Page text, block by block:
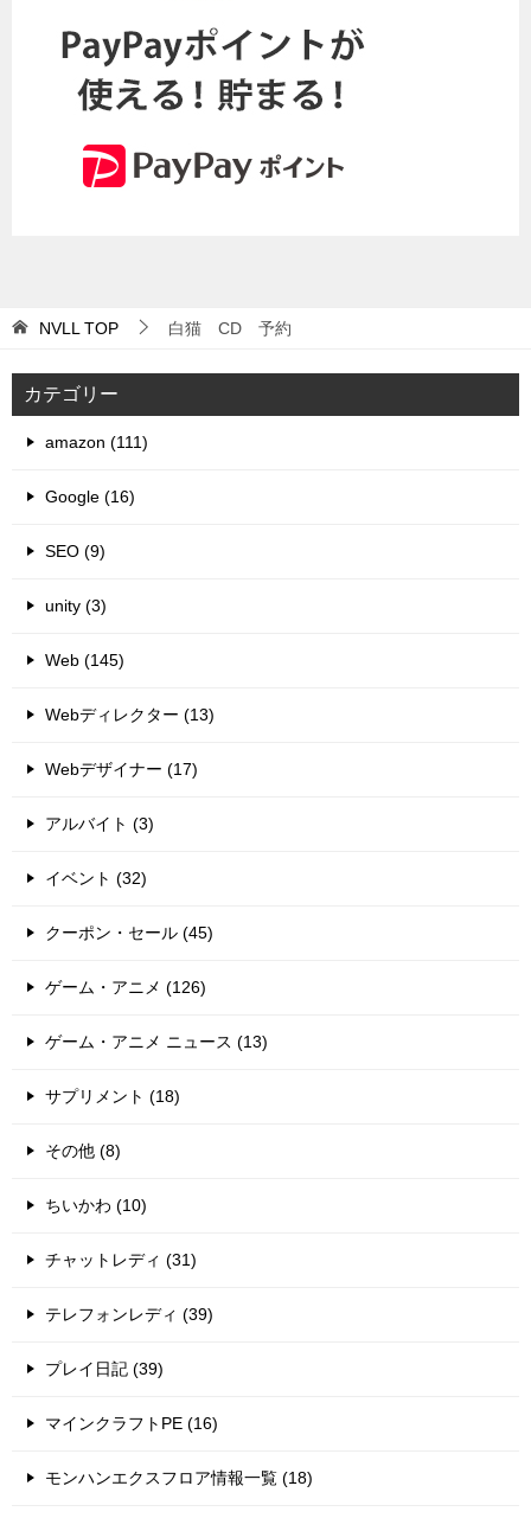
NVLL TOP 白猫 CD 予約
カテゴリー
amazon (111)
Google (16)
SEO (9)
unity (3)
Web (145)
Webディレクター (13)
Webデザイナー (17)
アルバイト (3)
イベント (32)
クーポン・セール (45)
ゲーム・アニメ (126)
ゲーム・アニメ ニュース (13)
サプリメント (18)
その他 (8)
ちいかわ (10)
チャットレディ (31)
テレフォンレディ (39)
プレイ日記 (39)
マインクラフトPE (16)
モンハンエクスフロア情報一覧 (18)